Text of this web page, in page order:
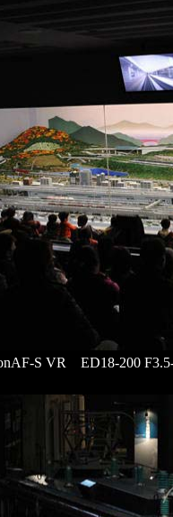
S VR ED18-200